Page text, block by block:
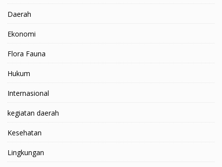
Daerah
Ekonomi
Flora Fauna
Hukum
Internasional
kegiatan daerah
Kesehatan
Lingkungan